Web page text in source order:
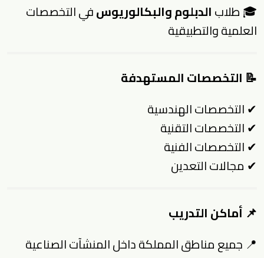
🎓 طلابالدبلوم والبكالوريوسفي التخصصات
العلمية والتطبيقية
📝 التخصصات المستهدفة
✔ التخصصات الهندسية
✔ التخصصات التقنية
✔ التخصصات الفنية
✔ مجالات التعدين
📌 أماكن التدريب
📍 جميع مناطق المملكة داخل المنشآت الصناعية